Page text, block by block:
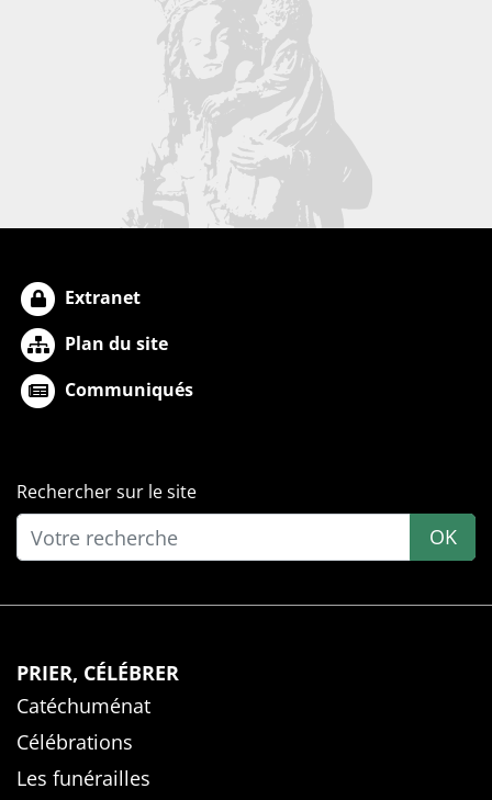
Extranet
Plan du site
Communiqués
Rechercher sur le site
OK
PRIER, CÉLÉBRER
Catéchuménat
Célébrations
Les funérailles